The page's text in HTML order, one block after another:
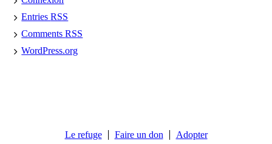
EntriesRSS
CommentsRSS
WordPress.org
Le refuge Faire un don Adopter